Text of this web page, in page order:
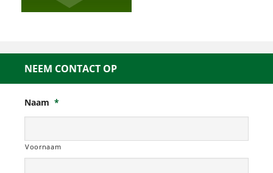
NEEM CONTACT OP
Naam *
Voornaam